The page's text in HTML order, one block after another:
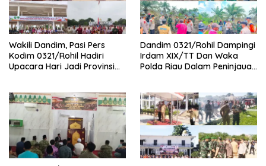
Wakili Dandim, Pasi Pers
Kodim 0321/Rohil Hadiri
Upacara Hari Jadi Provinsi
Dandim 0321/Rohil Dampingi
Irdam XIX/TT Dan Waka
Polda Riau Dalam Peninjauan